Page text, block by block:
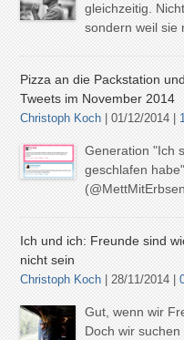
gleichzeitig.
sondern weil sie
Pizza an die Packstation
Tweets im November 2014
Christoph Koch | 01/12/2014 |
Generation "Ich
geschlafen
Ich und ich: Freunde sind
nicht sein
Christoph Koch | 28/11/2014 |
Gut, wenn wir
Doch wir